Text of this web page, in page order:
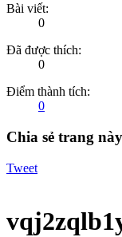
Bài viết:
0
Đã được thích:
0
Điểm thành tích:
0
Chia sẻ trang này
Tweet